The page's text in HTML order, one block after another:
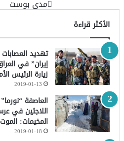
‏مدى بوست‏
الأكثر قراءة
تهديد
إيران” في
زيارة الرئيس
2019-01-13
العاصفة
اللاجئين في
المخيمات:
2019-01-18